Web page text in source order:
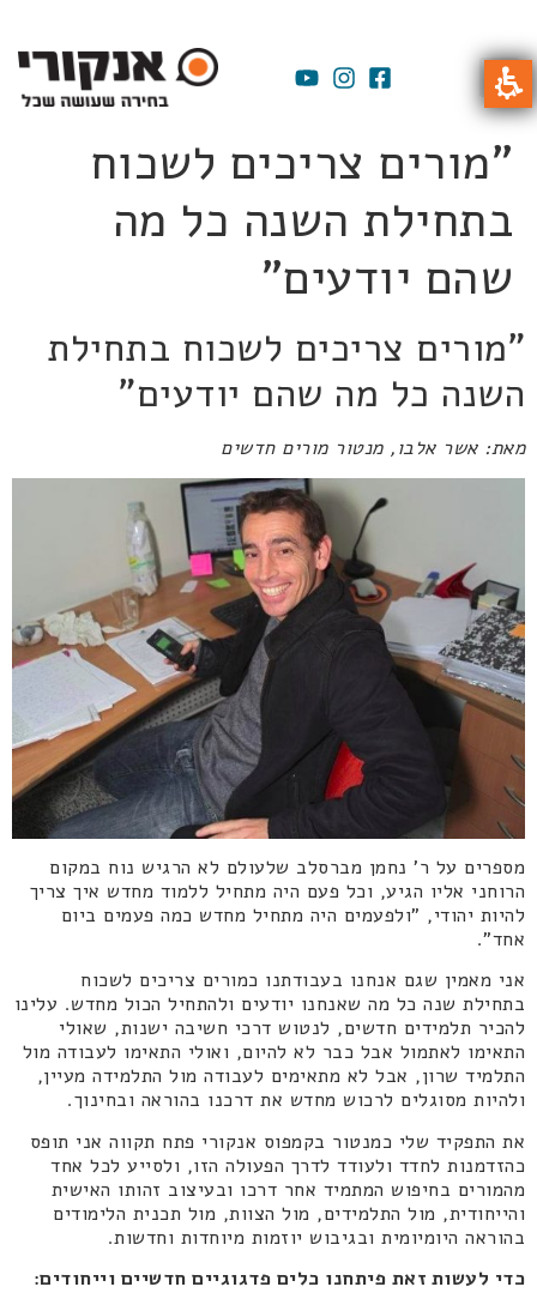
"מורים צריכים לשכוח
בתחילת השנה כל מה
שהם יודעים"
"מורים צריכים לשכוח בתחילת
השנה כל מה שהם יודעים"
מאת: אשר אלבו, מנטור מורים חדשים
מספרים על ר' נחמן מברסלב שלעולם לא הרגיש נוח במקום
הרוחני אליו הגיע, וכל פעם היה מתחיל ללמוד מחדש איך צריך
להיות יהודי, "ולפעמים היה מתחיל מחדש כמה פעמים ביום
אחד".
אני מאמין שגם אנחנו בעבודתנו כמורים צריכים לשכוח
בתחילת שנה כל מה שאנחנו יודעים ולהתחיל הכול מחדש. עלינו
להכיר תלמידים חדשים, לנטוש דרכי חשיבה ישנות, שאולי
התאימו לאתמול אבל כבר לא להיום, ואולי התאימו לעבודה מול
התלמיד שרון, אבל לא מתאימים לעבודה מול התלמידה מעיין,
ולהיות מסוגלים לרכוש מחדש את דרכנו בהוראה ובחינוך.
את התפקיד שלי כמנטור בקמפוס אנקורי פתח תקווה אני תופס
כהזדמנות לחדד ולעודד לדרך הפעולה הזו, ולסייע לכל אחד
מהמורים בחיפוש המתמיד אחר דרכו ובעיצוב זהותו האישית
והייחודית, מול התלמידים, מול הצוות, מול תכנית הלימודים
בהוראה היומיומית ובגיבוש יוזמות מיוחדות וחדשות.
כדי לעשות זאת פיתחנו כלים פדגוגיים חדשיים וייחודים: